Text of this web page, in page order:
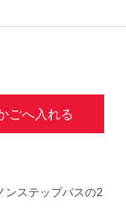
ごへ入れる
ンステップバスの2